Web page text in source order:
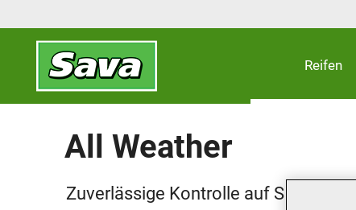
Reifen
All Weather
Zuverlässige Kontrolle auf Schnee